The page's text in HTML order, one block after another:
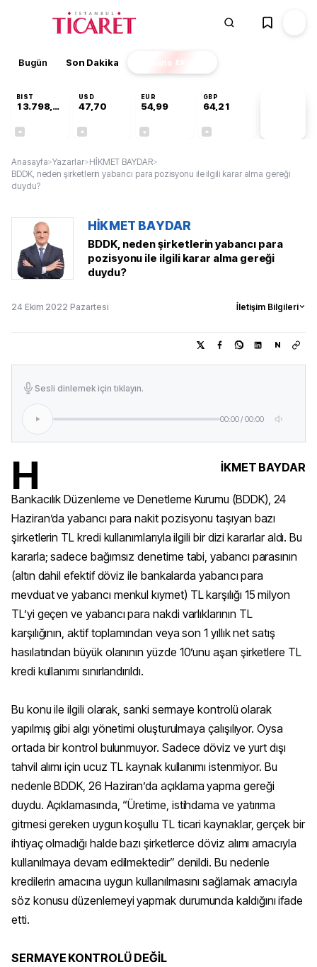
Bugün Son Dakika Finans EKSTRA
BIST
13.798,82
USD
47,70
EUR
54,99
GBP
64,21
Anasayfa>Yazarlar>HİKMET BAYDAR>
BDDK, neden şirketlerin yabancı para pozisyonu ile ilgili karar alma gereği
duydu?
HİKMET BAYDAR
BDDK, neden şirketlerin yabancı para
pozisyonu ile ilgili karar alma gereği
duydu?
24 Ekim 2022 Pazartesi İletişim Bilgileri
N
Sesli dinlemek için tıklayın.
00:00/00:00
H İKMET BAYDAR
Bankacılık Düzenleme ve Denetleme Kurumu (BDDK), 24
Haziran’da yabancı para nakit pozisyonu taşıyan bazı
şirketlerin TL kredi kullanımlarıyla ilgili bir dizi kararlar aldı. Bu
kararla; sadece bağımsız denetime tabi, yabancı parasının
(altın dahil efektif döviz ile bankalarda yabancı para
mevduat ve yabancı menkul kıymet) TL karşılığı 15 milyon
TL’yi geçen ve yabancı para nakdi varlıklarının TL
karşılığının, aktif toplamından veya son 1 yıllık net satış
hasılatından büyük olanının yüzde 10’unu aşan şirketlere TL
kredi kullanımı sınırlandırıldı.
Bu konu ile ilgili olarak, sanki sermaye kontrolü olarak
yapılmış gibi algı yönetimi oluşturulmaya çalışılıyor. Oysa
ortada bir kontrol bulunmuyor. Sadece döviz ve yurt dışı
tahvil alımı için ucuz TL kaynak kullanımı istenmiyor. Bu
nedenle BDDK, 26 Haziran’da açıklama yapma gereği
duydu. Açıklamasında, “Üretime, istihdama ve yatırıma
gitmesi gereken uygun koşullu TL ticari kaynaklar, gerçek bir
ihtiyaç olmadığı halde bazı şirketlerce döviz alımı amacıyla
kullanılmaya devam edilmektedir” denildi. Bu nedenle
kredilerin amacına uygun kullanılmasını sağlamak amacıyla
söz konusu düzenlemeyi yapmak durumunda kaldığını ifade
etti.
SERMAYE KONTROLÜ DEĞİL